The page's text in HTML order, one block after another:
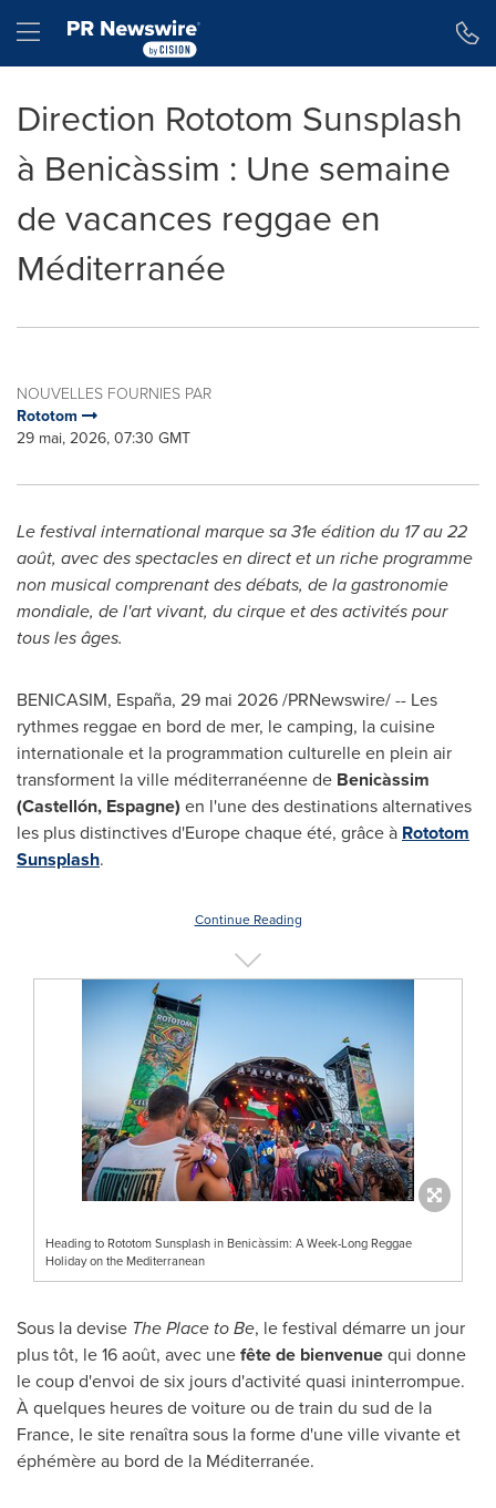
Hamburger menu
Direction Rototom Sunsplash
à Benicàssim : Une semaine
de vacances reggae en
Méditerranée
NOUVELLES FOURNIES PAR
Rototom
29 mai, 2026, 07:30 GMT
Le festival international marque sa 31e édition du 17 au 22
août, avec des spectacles en direct et un riche programme
non musical comprenant des débats, de la gastronomie
mondiale, de l'art vivant, du cirque et des activités pour
tous les âges.
BENICASIM, España, 29 mai 2026/PRNewswire/ -- Les
rythmes reggae en bord de mer, le camping, la cuisine
internationale et la programmation culturelle en plein air
transforment la ville méditerranéenne de Benicàssim
(Castellón, Espagne) en l'une des destinations alternatives
les plus distinctives d'Europe chaque été, grâce à Rototom
Sunsplash.
Continue Reading
Heading to Rototom Sunsplash in Benicàssim: A Week-Long Reggae
Holiday on the Mediterranean
Sous la devise The Place to Be, le festival démarre un jour
plus tôt, le 16 août, avec unefête de bienvenuequi donne
le coup d'envoi de six jours d'activité quasi ininterrompue.
À quelques heures de voiture ou de train du sud de la
France, le site renaîtra sous la forme d'une ville vivante et
éphémère au bord de la Méditerranée.